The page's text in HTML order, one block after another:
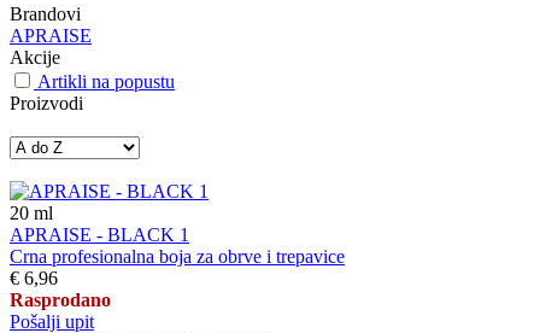
Brandovi
APRAISE
Akcije
Artikli na popustu
Proizvodi
20 ml
APRAISE - BLACK 1
Crna profesionalna boja za obrve i trepavice
€ 6,96
Rasprodano
Pošalji upit